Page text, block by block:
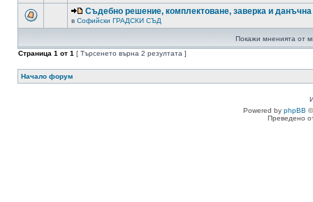
Съдебно решение, комплектоване, заверка и данъчна
в Софийски ГРАДСКИ СЪД
Покажи мненията от
Страница 1 от 1 [ Търсенето върна 2 резултата ]
Начало форум
Powered by phpBB
Преведено